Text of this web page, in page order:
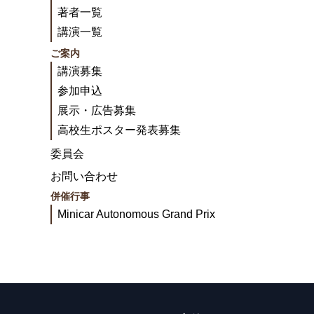
著者一覧
講演一覧
ご案内
講演募集
参加申込
展示・広告募集
高校生ポスター発表募集
委員会
お問い合わせ
併催行事
Minicar Autonomous Grand Prix